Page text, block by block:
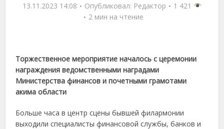
13.11.2023 14:08 Опубликовал: Редактор
1 421
2 мин на чтение
Торжественное мероприятие началось с церемонии
награждения ведомственными наградами
Министерства финансов и почетными грамотами
акима области
Больше часа в центр сцены бывшей филармонии
выходили специалисты финансовой службы, банков и